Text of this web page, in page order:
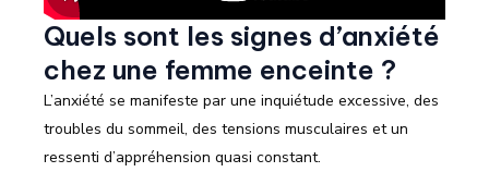
Quels sont les signes d’anxiété
chez une femme enceinte ?
L’anxiété se manifeste par une inquiétude excessive, des
troubles du sommeil, des tensions musculaires et un
ressenti d’appréhension quasi constant.